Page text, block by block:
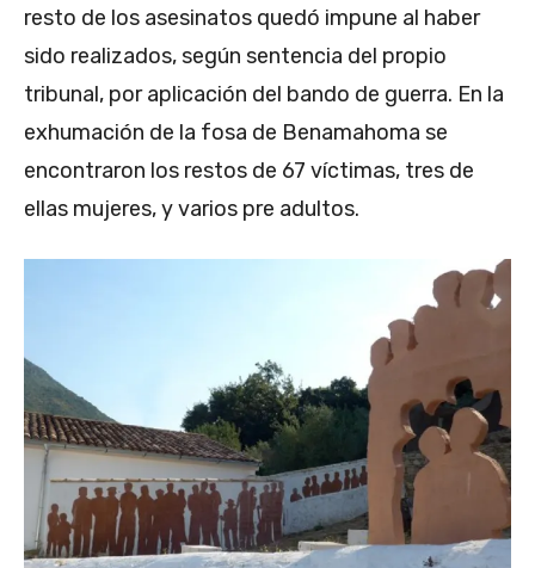
resto de los asesinatos quedó impune al haber
sido realizados, según sentencia del propio
tribunal, por aplicación del bando de guerra. En la
exhumación de la fosa de Benamahoma se
encontraron los restos de 67 víctimas, tres de
ellas mujeres, y varios pre adultos.